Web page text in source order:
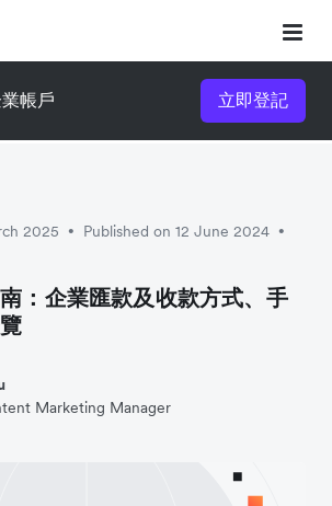
帳戶 立即登記
2025 • Published on 12 June 2024 •
：企業匯款及收款方式、手
Marketing Manager
體驗短片
短片：